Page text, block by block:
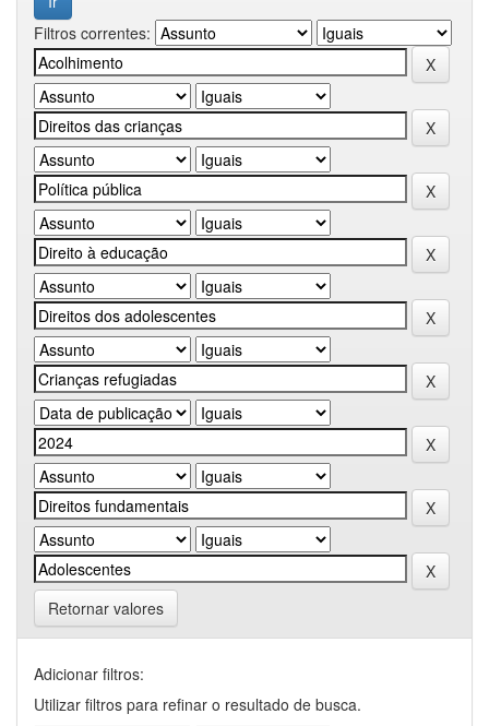
Filtros correntes:
Retornar valores
Adicionar filtros:
Utilizar filtros para refinar o resultado de busca.